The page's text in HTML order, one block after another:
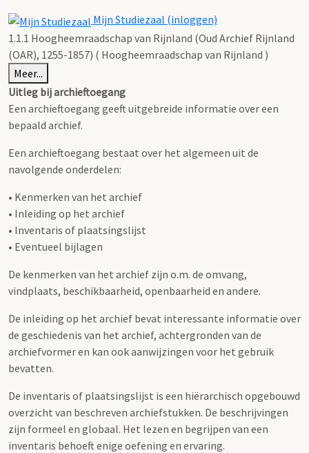
Mijn Studiezaal (inloggen)
1.1.1 Hoogheemraadschap van Rijnland (Oud Archief Rijnland
(OAR), 1255-1857) ( Hoogheemraadschap van Rijnland )
Meer...
Uitleg bij archieftoegang
Een archieftoegang geeft uitgebreide informatie over een
bepaald archief.
Een archieftoegang bestaat over het algemeen uit de
navolgende onderdelen:
• Kenmerken van het archief
• Inleiding op het archief
• Inventaris of plaatsingslijst
• Eventueel bijlagen
De kenmerken van het archief zijn o.m. de omvang,
vindplaats, beschikbaarheid, openbaarheid en andere.
De inleiding op het archief bevat interessante informatie over
de geschiedenis van het archief, achtergronden van de
archiefvormer en kan ook aanwijzingen voor het gebruik
bevatten.
De inventaris of plaatsingslijst is een hiërarchisch opgebouwd
overzicht van beschreven archiefstukken. De beschrijvingen
zijn formeel en globaal. Het lezen en begrijpen van een
inventaris behoeft enige oefening en ervaring.